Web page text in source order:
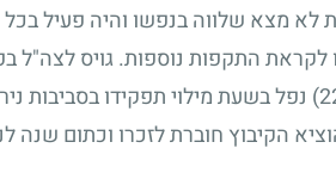
מצא שלווה בנפשו והיה פעיל בכל
לקראת התקפות נוספות. גויס לצה"ל
נפל בשעת מילוי תפקידו בסביבות
הקיבוץ חוברת לזכרו וכתום שנה